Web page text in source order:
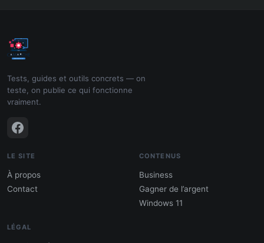
Tests, guides et outils concrets — on
teste, on publie ce qui fonctionne
vraiment.
LE SITE
À propos
Contact
CONTENUS
Business
Gagner de l’argent
Windows 11
LÉGAL